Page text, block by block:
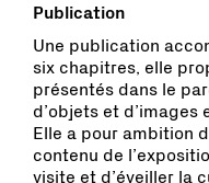
Publication
Une publication
six chapitres, elle
présentés dans le
d’objets et
Elle a pour ambition
contenu de
visite et d’éveiller la